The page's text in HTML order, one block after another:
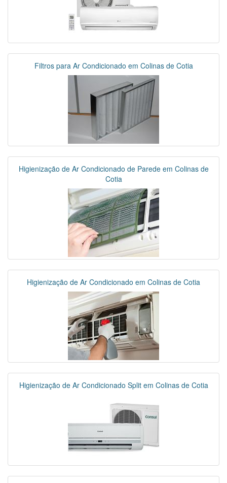
Filtros para Ar Condicionado em Colinas de Cotia
Higienização de Ar Condicionado de Parede em Colinas de
Cotia
Higienização de Ar Condicionado em Colinas de Cotia
Higienização de Ar Condicionado Split em Colinas de Cotia